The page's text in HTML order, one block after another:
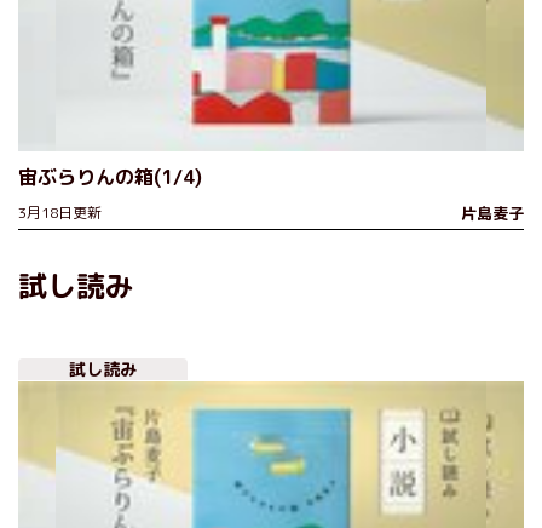
宙ぶらりんの箱(1/4)
3月18日更新 片島麦子
試し読み
試し読み